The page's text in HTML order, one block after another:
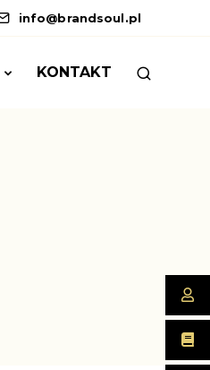
info@brandsoul.pl
KONTAKT